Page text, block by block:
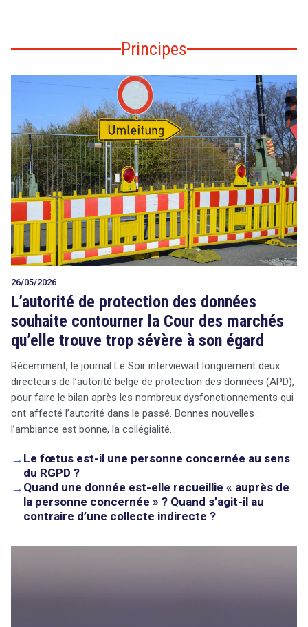
Principes
26/05/2026
L’autorité de protection des données
souhaite contourner la Cour des marchés
qu’elle trouve trop sévère à son égard
Récemment, le journal Le Soir interviewait longuement deux
directeurs de l’autorité belge de protection des données (APD),
pour faire le bilan après les nombreux dysfonctionnements qui
ont affecté l’autorité dans le passé. Bonnes nouvelles :
l’ambiance est bonne, la collégialité…
→ Le fœtus est-il une personne concernée au sens
du RGPD ?
→ Quand une donnée est-elle recueillie « auprès de
la personne concernée » ? Quand s’agit-il au
contraire d’une collecte indirecte ?